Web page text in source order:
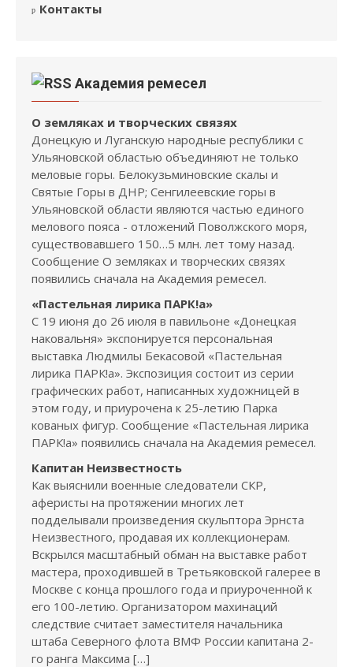
Контакты
Академия ремесел
О земляках и творческих связях
Донецкую и Луганскую народные республики с
Ульяновской областью объединяют не только
меловые горы. Белокузьминовские скалы и
Святые Горы в ДНР; Сенгилеевские горы в
Ульяновской области являются частью единого
мелового пояса - отложений Поволжского моря,
существовавшего 150…5 млн. лет тому назад.
Сообщение О земляках и творческих связях
появились сначала на Академия ремесел.
«Пастельная лирика ПАРК!а»
С 19 июня до 26 июля в павильоне «Донецкая
наковальня» экспонируется персональная
выставка Людмилы Бекасовой «Пастельная
лирика ПАРК!а». Экспозиция состоит из серии
графических работ, написанных художницей в
этом году, и приурочена к 25-летию Парка
кованых фигур. Сообщение «Пастельная лирика
ПАРК!а» появились сначала на Академия ремесел.
Капитан Неизвестность
Как выяснили военные следователи СКР,
аферисты на протяжении многих лет
подделывали произведения скульптора Эрнста
Неизвестного, продавая их коллекционерам.
Вскрылся масштабный обман на выставке работ
мастера, проходившей в Третьяковской галерее в
Москве с конца прошлого года и приуроченной к
его 100-летию. Организатором махинаций
следствие считает заместителя начальника
штаба Северного флота ВМФ России капитана 2-
го ранга Максима […]